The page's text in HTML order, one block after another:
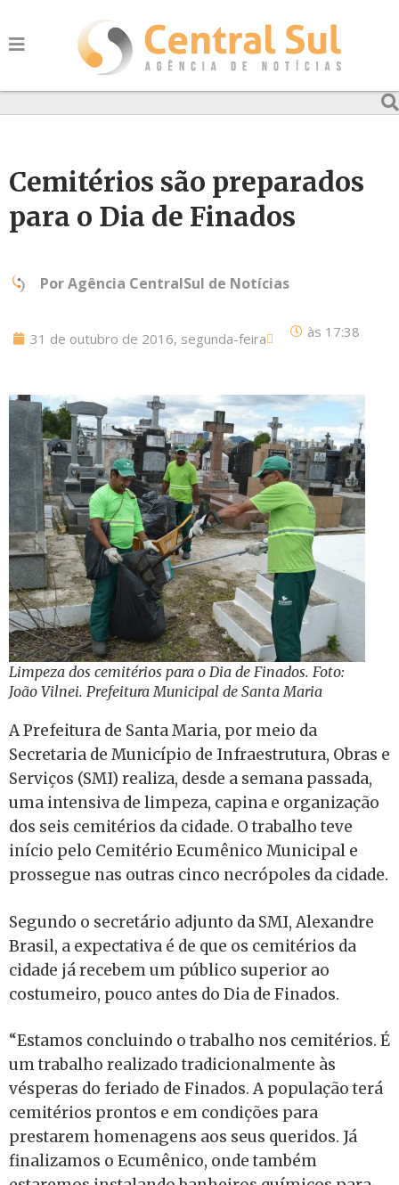
Cemitérios são preparados
para o Dia de Finados
PorAgência CentralSul de Notícias
31 de outubro de 2016, segunda-feira às 17:38
Limpeza dos cemitérios para o Dia de Finados. Foto:
João Vilnei. Prefeitura Municipal de Santa Maria
A Prefeitura de Santa Maria, por meio da
Secretaria de Município de Infraestrutura, Obras e
Serviços (SMI) realiza, desde a semana passada,
uma intensiva de limpeza, capina e organização
dos seis cemitérios da cidade. O trabalho teve
início pelo Cemitério Ecumênico Municipal e
prossegue nas outras cinco necrópoles da cidade.
Segundo o secretário adjunto da SMI, Alexandre
Brasil, a expectativa é de que os cemitérios da
cidade já recebem um público superior ao
costumeiro, pouco antes do Dia de Finados.
“Estamos concluindo o trabalho nos cemitérios. É
um trabalho realizado tradicionalmente às
vésperas do feriado de Finados. A população terá
cemitérios prontos e em condições para
prestarem homenagens aos seus queridos. Já
finalizamos o Ecumênico, onde também